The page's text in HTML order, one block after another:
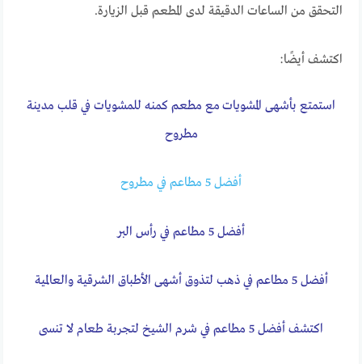
التحقق من الساعات الدقيقة لدى المطعم قبل الزيارة.
اكتشف أيضًا:
استمتع بأشهى المشويات مع مطعم كمنه للمشويات في قلب مدينة
مطروح
أفضل 5 مطاعم في مطروح
أفضل 5 مطاعم في رأس البر
أفضل 5 مطاعم في ذهب لتذوق أشهى الأطباق الشرقية والعالمية
اكتشف أفضل 5 مطاعم في شرم الشيخ لتجربة طعام لا تنسى